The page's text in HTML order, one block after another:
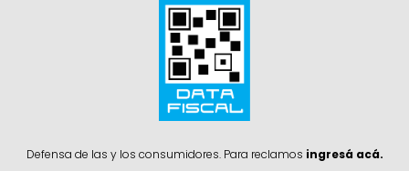
Defensa de las y los consumidores. Para reclamos ingresá acá.